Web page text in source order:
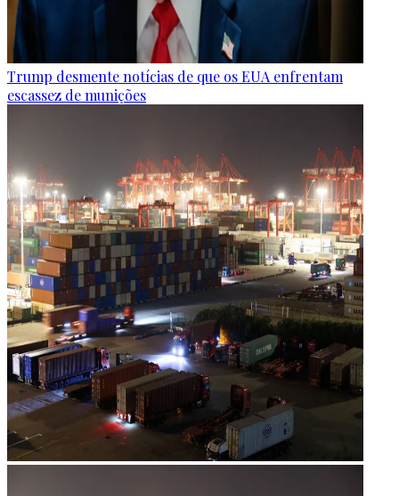
Trump desmente notícias de que os EUA enfrentam
escassez de munições